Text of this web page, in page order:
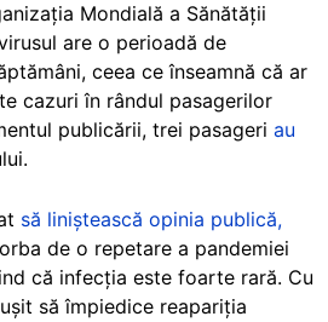
Mondială a Sănătății
are o perioadă de
ceea ce înseamnă că ar
cazuri în rândul pasagerilor
publicării, trei pasageri au
să liniștească opinia publică,
de o repetare a pandemiei
că infecția este foarte rară. Cu
să împiedice reapariția